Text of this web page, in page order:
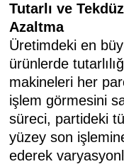
Tutarlı ve
Azaltma
Üretimdeki en
ürünlerde
makineleri her
işlem görmesini
süreci, partideki
yüzey son
ederek